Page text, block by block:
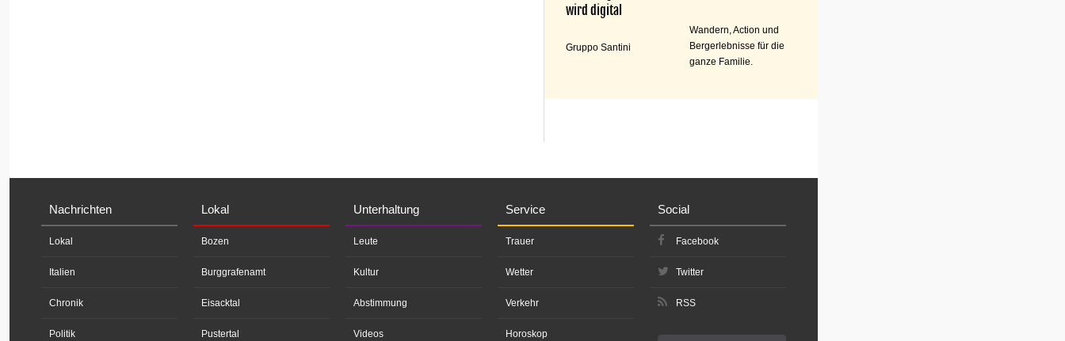
wird digital
Gruppo Santini
Wandern, Action und
Bergerlebnisse für die
ganze Familie.
Nachrichten
Lokal
Italien
Chronik
Politik
Lokal
Bozen
Burggrafenamt
Eisacktal
Pustertal
Unterhaltung
Leute
Kultur
Abstimmung
Videos
Service
Trauer
Wetter
Verkehr
Horoskop
Social
Facebook
Twitter
RSS